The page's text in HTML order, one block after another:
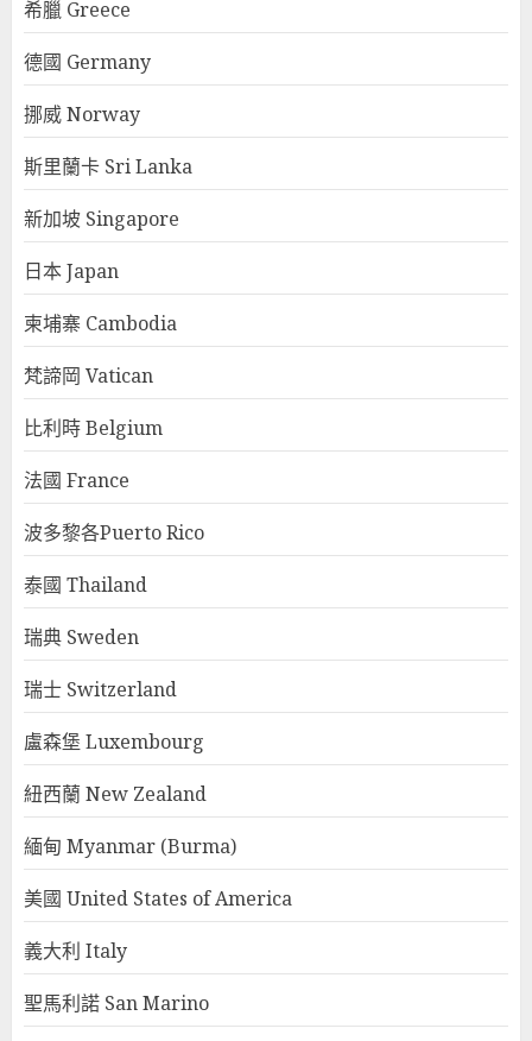
希臘 Greece
德國 Germany
挪威 Norway
斯里蘭卡 Sri Lanka
新加坡 Singapore
日本 Japan
柬埔寨 Cambodia
梵諦岡 Vatican
比利時 Belgium
法國 France
波多黎各Puerto Rico
泰國 Thailand
瑞典 Sweden
瑞士 Switzerland
盧森堡 Luxembourg
紐西蘭 New Zealand
緬甸 Myanmar (Burma)
美國 United States of America
義大利 Italy
聖馬利諾 San Marino